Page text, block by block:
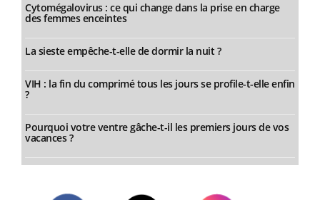
Cytomégalovirus : ce qui change dans la prise en charge
des femmes enceintes
La sieste empêche-t-elle de dormir la nuit ?
VIH : la fin du comprimé tous les jours se profile-t-elle enfin
?
Pourquoi votre ventre gâche-t-il les premiers jours de vos
vacances ?